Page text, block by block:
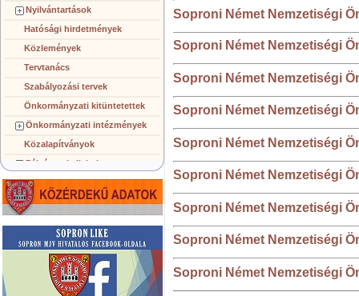
Nyilvántartások
Hatósági hirdetmények
Közlemények
Tervtanács
Szabályozási tervek
Önkormányzati kitüntetettek
Önkormányzati intézmények
Közalapítványok
Pályázatok, licitek
Koncepciók, tervezetek
Településképi követelmények
Közérdekű információk
Testvérvárosok
Soproni Német Nemzetiségi
Soproni Német Nemzetiségi
Soproni Német Nemzetiségi
Soproni Német Nemzetiségi
Soproni Német Nemzetiségi
Soproni Német Nemzetiségi
Soproni Német Nemzetiségi
Soproni Német Nemzetiségi
Soproni Német Nemzetiségi